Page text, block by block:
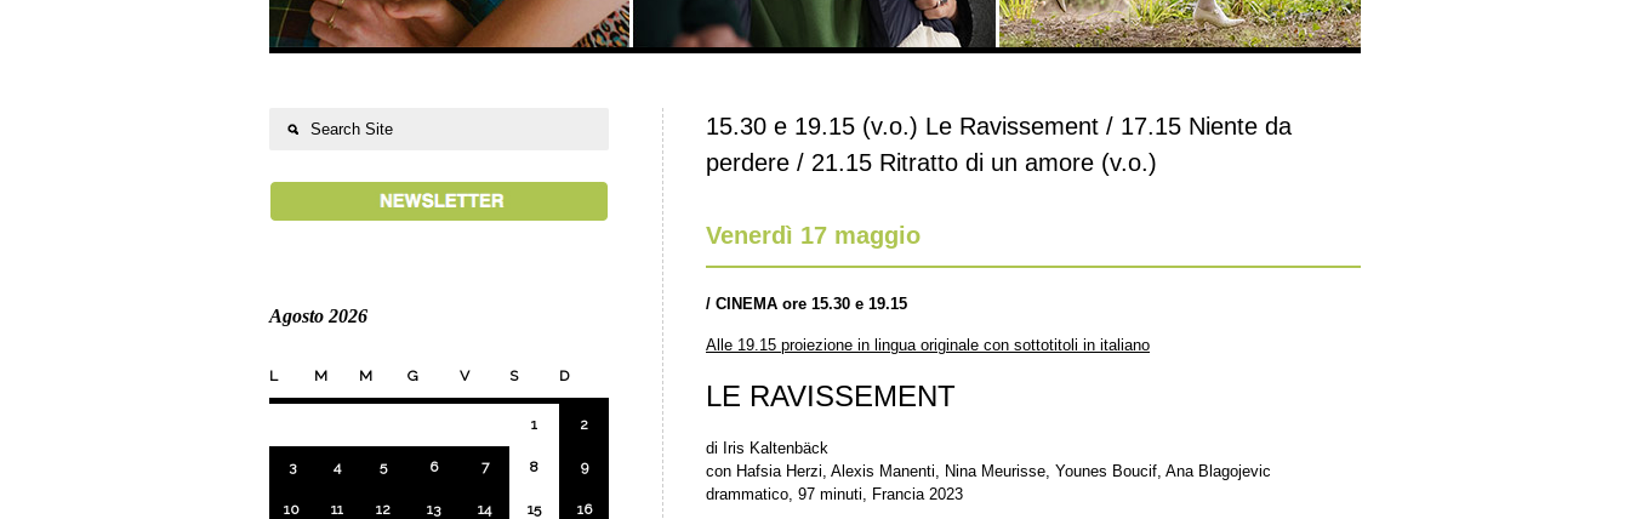
15.30 e 19.15 (v.o.) Le Ravissement / 17.15 Niente da
perdere / 21.15 Ritratto di un amore (v.o.)
Venerdì 17 maggio
/ CINEMA ore 15.30 e 19.15
Alle 19.15 proiezione in lingua originale con sottotitoli in italiano
LE RAVISSEMENT
di Iris Kaltenbäck
con Hafsia Herzi, Alexis Manenti, Nina Meurisse, Younes Boucif, Ana Blagojevic
drammatico, 97 minuti, Francia 2023
Agosto 2026
L M M G V S D
1 2
3 4 5 6 7 8 9
10 11 12 13 14 15 16